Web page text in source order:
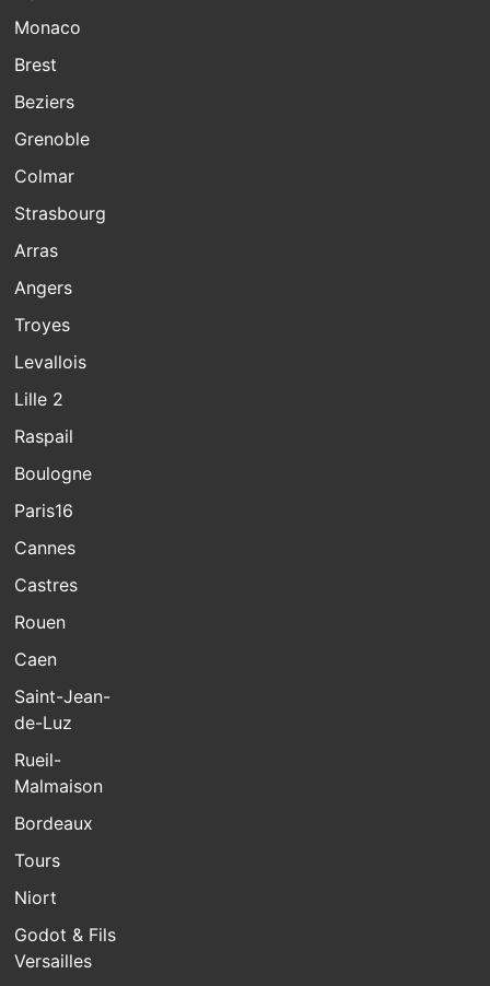
Monaco
Brest
Beziers
Grenoble
Colmar
Strasbourg
Arras
Angers
Troyes
Levallois
Lille 2
Raspail
Boulogne
Paris16
Cannes
Castres
Rouen
Caen
Saint-Jean-
de-Luz
Rueil-
Malmaison
Bordeaux
Tours
Niort
Godot & Fils
Versailles